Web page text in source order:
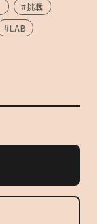
#挑戦
#LAB